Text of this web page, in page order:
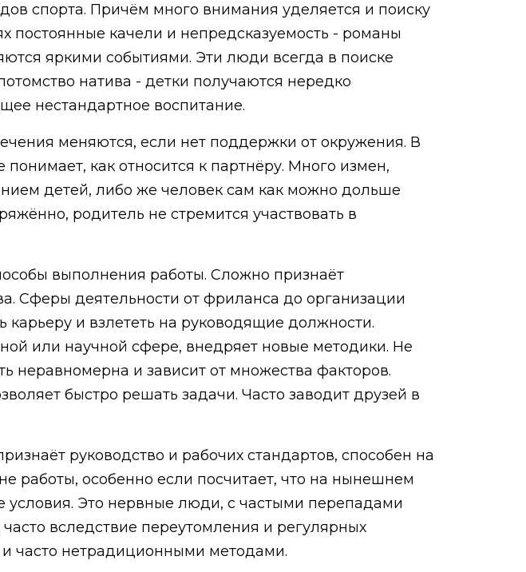
спорта. Причём много внимания уделяется и поиску
качели и непредсказуемость - романы
яркими событиями. Эти люди всегда в поиске
натива - детки получаются нередко
нестандартное воспитание.
меняются, если нет поддержки от окружения. В
как относится к партнёру. Много измен,
детей, либо же человек сам как можно дольше
родитель не стремится участвовать в
выполнения работы. Сложно признаёт
Сферы деятельности от фриланса до организации
карьеру и взлететь на руководящие должности.
или научной сфере, внедряет новые методики. Не
неравномерна и зависит от множества факторов.
быстро решать задачи. Часто заводит друзей в
руководство и рабочих стандартов, способен на
работы, особенно если посчитает, что на нынешнем
Это нервные люди, с частыми перепадами
вследствие переутомления и регулярных
часто нетрадиционными методами.